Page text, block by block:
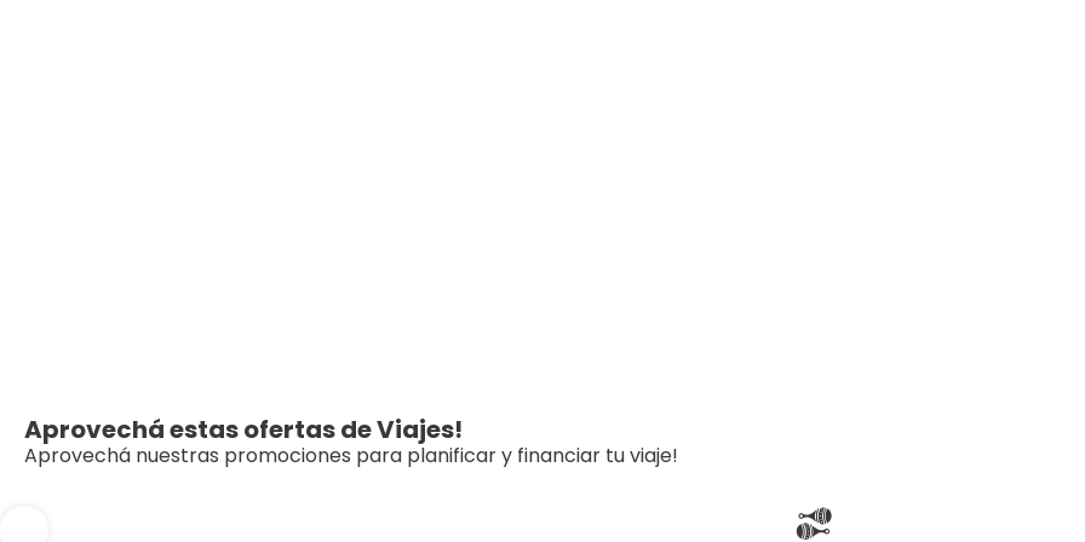
Aprovechá estas ofertas de Viajes!
Aprovechá nuestras promociones para planificar y financiar tu viaje!